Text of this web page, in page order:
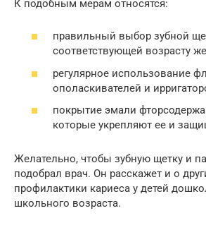
К подобным мерам относятся:
правильный выбор зубной
соответствующей возрасту
регулярное использование
ополаскивателей и
покрытие эмали
которые укрепляют ее и
Желательно, чтобы зубную щетку и
подобрал врач. Он расскажет и о
профилактики кариеса у детей
школьного возраста.